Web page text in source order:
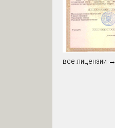
все лицензии →